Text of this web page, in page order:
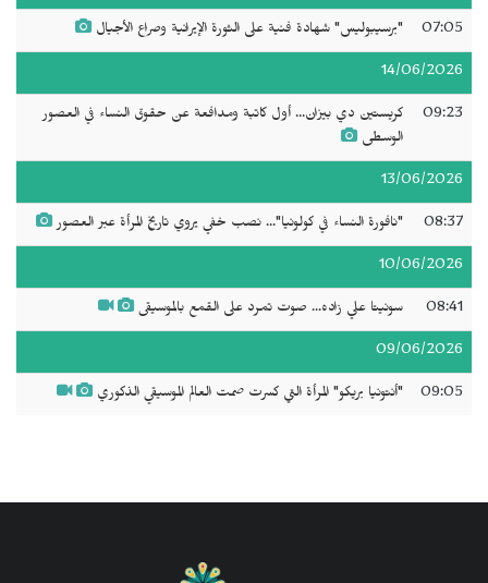
07:05 "برسيبوليس" شهادة فنية على الثورة الإيرانية وصراع الأجيال
14/06/2026
09:23
كريستين دي بيزان... أول كاتبة ومدافعة عن حقوق النساء في العصور
الوسطى
13/06/2026
08:37 "نافورة النساء في كولونيا"... نصب خفي يروي تاريخ المرأة عبر العصور
10/06/2026
08:41 سونيتا علي زاده... صوت تمرد على القمع بالموسيقى
09/06/2026
09:05 "أنتونيا بريكو" المرأة التي كسرت صمت العالم الموسيقي الذكوري